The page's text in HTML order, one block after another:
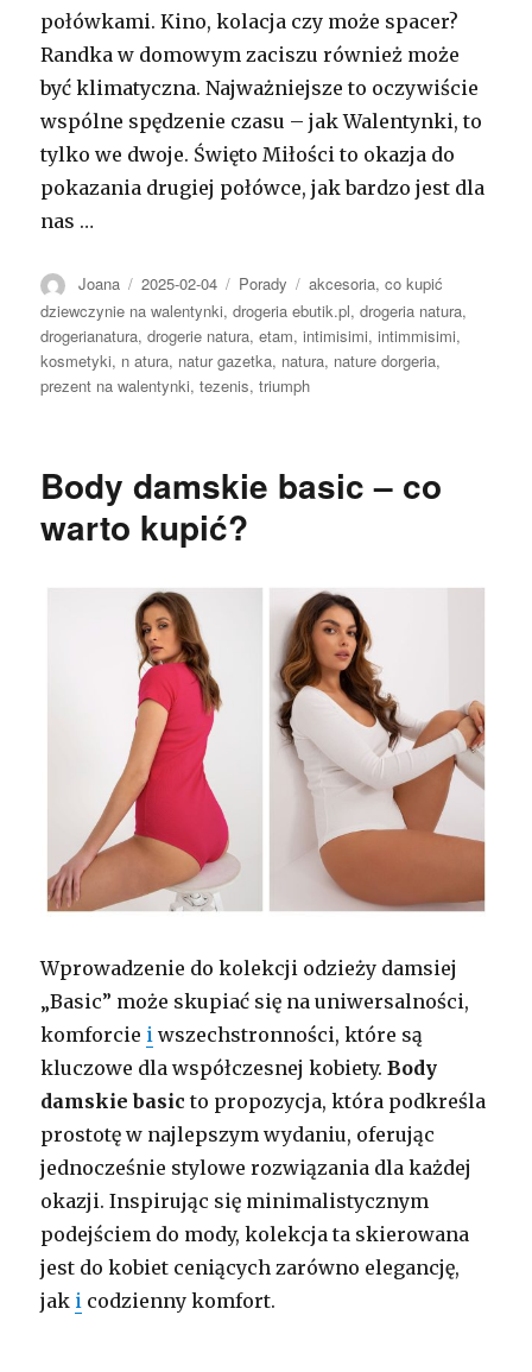
połówkami. Kino, kolacja czy może spacer?
Randka w domowym zaciszu również może
być klimatyczna. Najważniejsze to oczywiście
wspólne spędzenie czasu – jak Walentynki, to
tylko we dwoje. Święto Miłości to okazja do
pokazania drugiej połówce, jak bardzo jest dla
nas …
Autor
Joana Opublikowano
2025-02-04 Kategorie
Porady Tagi
akcesoria,co kupić
dziewczynie na walentynki,drogeria ebutik.pl,drogeria natura,
drogerianatura,drogerie natura,etam,intimisimi,intimmisimi,
kosmetyki, n atura, natur gazetka, natura, nature dorgeria,
prezent na walentynki,tezenis,triumph
Body damskie basic – co
warto kupić?
Wprowadzenie do kolekcji odzieży damsiej
„Basic” może skupiać się na uniwersalności,
komforcie i wszechstronności, które są
kluczowe dla współczesnej kobiety.Body
damskie basic to propozycja, która podkreśla
prostotę w najlepszym wydaniu, oferując
jednocześnie stylowe rozwiązania dla każdej
okazji. Inspirując się minimalistycznym
podejściem do mody, kolekcja ta skierowana
jest do kobiet ceniących zarówno elegancję,
jak i codzienny komfort.